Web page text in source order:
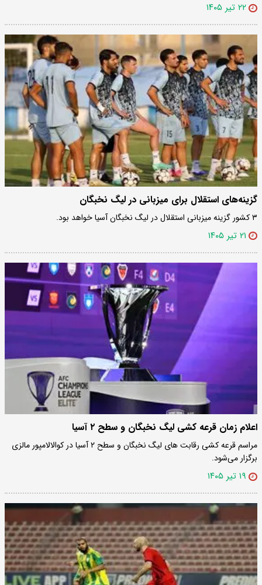
۲۲ تیر ۱۴۰۵
گزینه‌های استقلال برای میزبانی در لیگ نخبگان
۳ کشور گزینه میزبانی استقلال در لیگ نخبگان آسیا خواهد بود.
۲۱ تیر ۱۴۰۵
اعلام زمان قرعه کشی لیگ نخبگان و سطح ۲ آسیا
مراسم قرعه کشی رقابت های لیگ نخبگان و سطح ۲ آسیا در کوالالامپور مالزی
برگزار می‌شود.
۱۹ تیر ۱۴۰۵